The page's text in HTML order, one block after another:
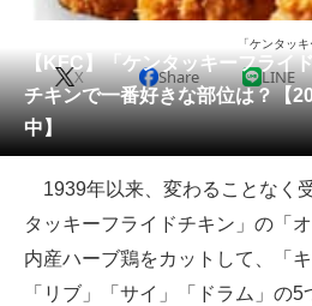
リサ
会員記事
メディア
注目記事を集めた総合ページ
ITの今と未来を見通す
スマホと通信の最新トレンド
【KFC】「ケンタッキーフライ
チキンで一番好きな部位は？【
中】
「ケンタッ
X Share LINE
1939年以来、変わることなく
タッキーフライドチキン」の「
内産ハーブ鶏をカットして、「
「リブ」「サイ」「ドラム」の